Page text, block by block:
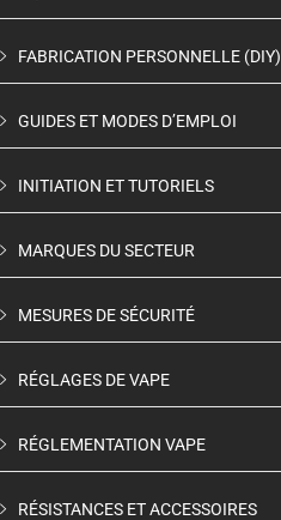
FABRICATION PERSONNELLE (DIY)
GUIDES ET MODES D’EMPLOI
INITIATION ET TUTORIELS
MARQUES DU SECTEUR
MESURES DE SÉCURITÉ
RÉGLAGES DE VAPE
RÉGLEMENTATION VAPE
RÉSISTANCES ET ACCESSOIRES